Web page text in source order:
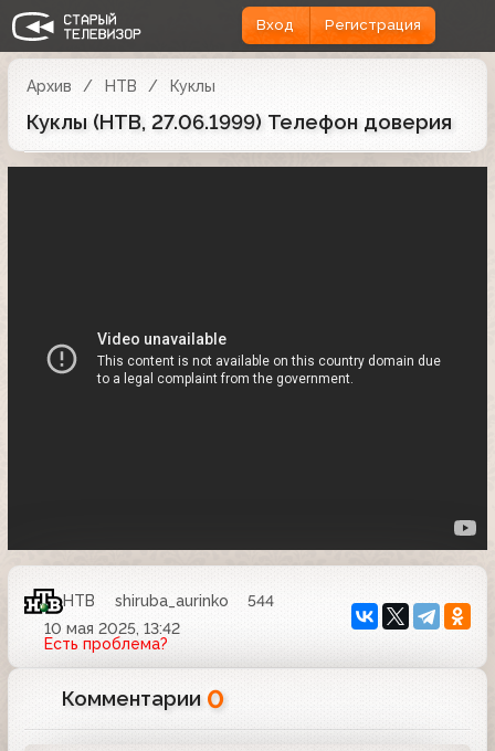
Вход Регистрация
Архив НТВ Куклы
Куклы (НТВ, 27.06.1999) Телефон доверия
НТВ shiruba_aurinko
544
10 мая 2025, 13:42
Есть проблема?
Комментарии 0